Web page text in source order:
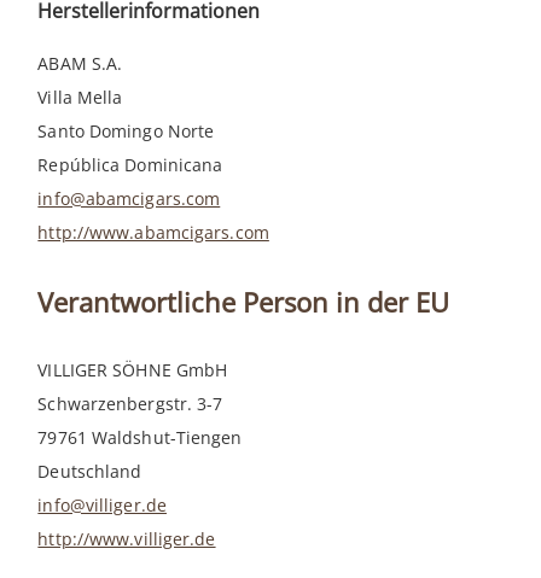
Herstellerinformationen
ABAM S.A.
Villa Mella
Santo Domingo Norte
República Dominicana
info@abamcigars.com
http://www.abamcigars.com
Verantwortliche Person in der EU
VILLIGER SÖHNE GmbH
Schwarzenbergstr. 3-7
79761 Waldshut-Tiengen
Deutschland
info@villiger.de
http://www.villiger.de